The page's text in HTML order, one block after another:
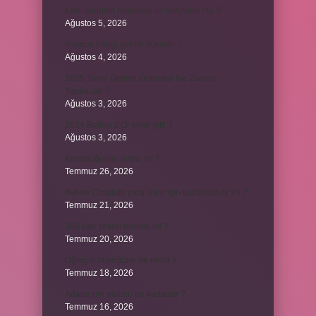
Ağustos 5, 2026
Ağustos 4, 2026
Ağustos 3, 2026
Ağustos 3, 2026
Temmuz 26, 2026
Temmuz 21, 2026
Temmuz 20, 2026
Temmuz 18, 2026
Temmuz 16, 2026